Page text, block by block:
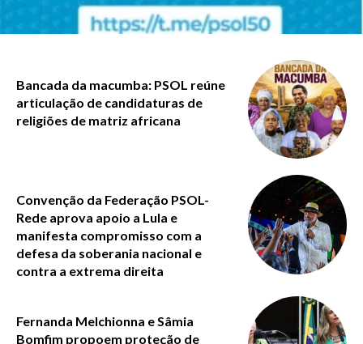
Bancada da macumba: PSOL reúne
articulação de candidaturas de
religiões de matriz africana
Convenção da Federação PSOL-
Rede aprova apoio a Lula e
manifesta compromisso com a
defesa da soberania nacional e
contra a extrema direita
Fernanda Melchionna e Sâmia
Bomfim propoem proteção de